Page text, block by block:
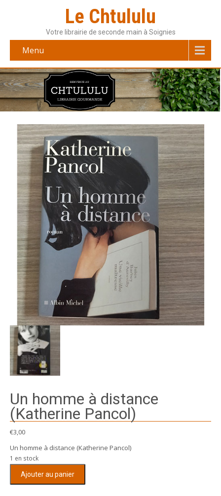
Le Chtululu
Votre librairie de seconde main à Soignies
Menu
Un homme à distance
(Katherine Pancol)
€3,00
Un homme à distance (Katherine Pancol)
1 en stock
Ajouter au panier